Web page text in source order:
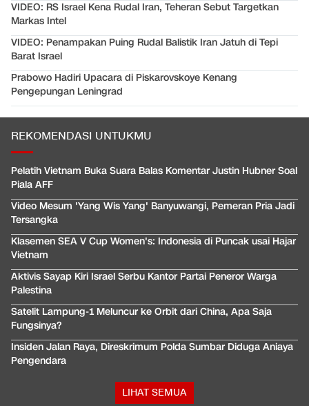
VIDEO: RS Israel Kena Rudal Iran, Teheran Sebut Targetkan
Markas Intel
VIDEO: Penampakan Puing Rudal Balistik Iran Jatuh di Tepi
Barat Israel
Prabowo Hadiri Upacara di Piskarovskoye Kenang
Pengepungan Leningrad
REKOMENDASI UNTUKMU
Pelatih Vietnam Buka Suara Balas Komentar Justin Hubner Soal
Piala AFF
Video Mesum 'Yang Wis Yang' Banyuwangi, Pemeran Pria Jadi
Tersangka
Klasemen SEA V Cup Women's: Indonesia di Puncak usai Hajar
Vietnam
Aktivis Sayap Kiri Israel Serbu Kantor Partai Peneror Warga
Palestina
Satelit Lampung-1 Meluncur ke Orbit dari China, Apa Saja
Fungsinya?
Insiden Jalan Raya, Direskrimum Polda Sumbar Diduga Aniaya
Pengendara
LIHAT SEMUA